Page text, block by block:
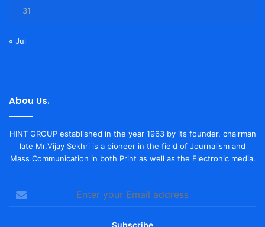
31
« Jul
Abou Us.
HINT GROUP established in the year 1963 by its founder, chairman
late Mr.Vijay Sekhri is a pioneer in the field of Journalism and
Mass Communication in both Print as well as the Electronic media.
your